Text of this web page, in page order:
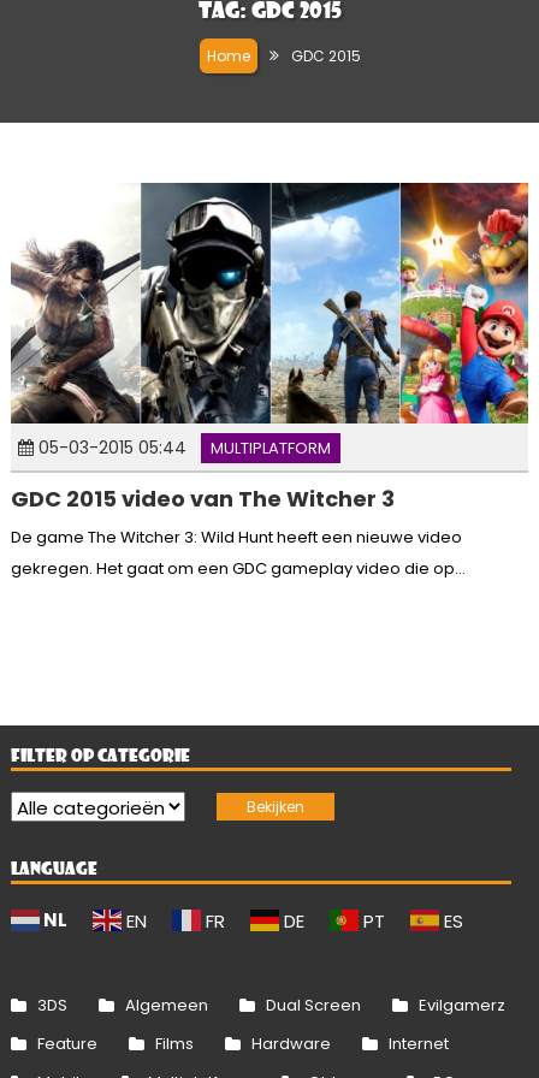
Tag: GDC 2015
Home GDC 2015
05-03-2015 05:44 MULTIPLATFORM
GDC 2015 video van The Witcher 3
De game The Witcher 3: Wild Hunt heeft een nieuwe video
gekregen. Het gaat om een GDC gameplay video die op...
FILTER OP CATEGORIE
LANGUAGE
NL EN FR DE PT ES
3DS Algemeen Dual Screen
Evilgamerz
Feature
Films Hardware
Internet